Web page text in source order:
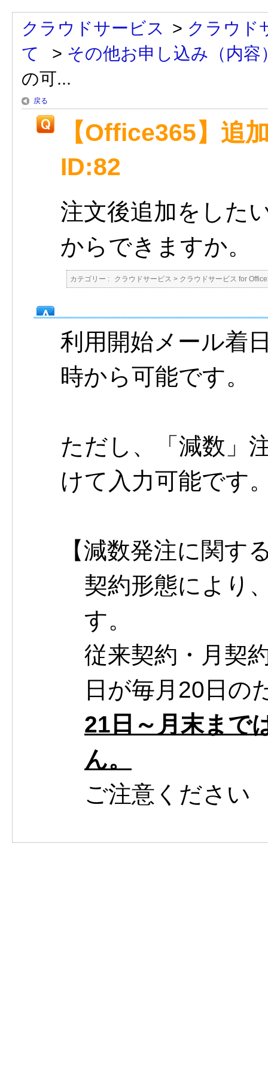
クラウドサービス > クラウド
て
> その他お申し込み（内容
の可...
戻る
【Office365】追
ID:82
注文後追加をした
からできますか。
カテゴリー : クラウドサービス > クラウドサービス for
利用開始メール着
時から可能です。
ただし、「減数」
けて入力可能です
【減数発注に関す
契約形態により
す。
従来契約・月契
日が毎月20日の
21日～月末まで
ん。
ご注意ください